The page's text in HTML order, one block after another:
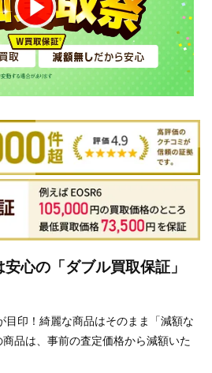
心の「ダブル買取保証」
目印！綺麗な商品はそのまま「減額な
品は、事前の査定価格から減額いた